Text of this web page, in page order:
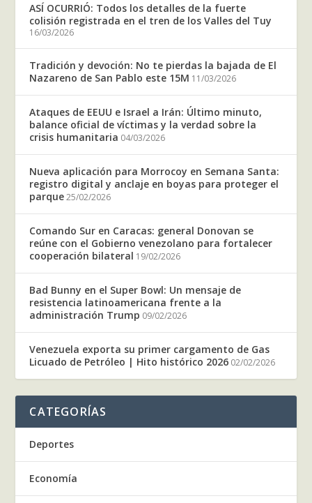
ASÍ OCURRIÓ: Todos los detalles de la fuerte
colisión registrada en el tren de los Valles del Tuy
16/03/2026
Tradición y devoción: No te pierdas la bajada de El
Nazareno de San Pablo este 15M 11/03/2026
Ataques de EEUU e Israel a Irán: Último minuto,
balance oficial de víctimas y la verdad sobre la
crisis humanitaria 04/03/2026
Nueva aplicación para Morrocoy en Semana Santa:
registro digital y anclaje en boyas para proteger el
parque 25/02/2026
Comando Sur en Caracas: general Donovan se
reúne con el Gobierno venezolano para fortalecer
cooperación bilateral 19/02/2026
Bad Bunny en el Super Bowl: Un mensaje de
resistencia latinoamericana frente a la
administración Trump 09/02/2026
Venezuela exporta su primer cargamento de Gas
Licuado de Petróleo | Hito histórico 2026 02/02/2026
CATEGORÍAS
Deportes
Economía